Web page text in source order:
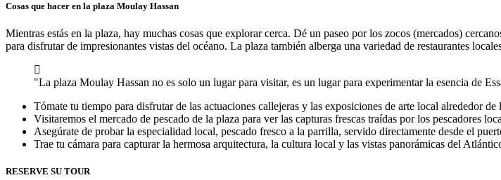
Cosas que hacer en la plaza Moulay Hassan
Mientras estás en la plaza, hay muchas cosas que explorar cerca. Dé un paseo por los zocos (mercados)
para disfrutar de impresionantes vistas del océano. La plaza también alberga una variedad de restaurantes
"La plaza Moulay Hassan no es solo un lugar para visitar, es un lugar para experimentar la esencia de
Tómate tu tiempo para disfrutar de las actuaciones callejeras y las exposiciones de arte local alrededor de
Visitaremos el mercado de pescado de la plaza para ver las capturas frescas traídas por los pescadores
Asegúrate de probar la especialidad local, pescado fresco a la parrilla, servido directamente desde el
Trae tu cámara para capturar la hermosa arquitectura, la cultura local y las vistas panorámicas del
RESERVE SU TOUR